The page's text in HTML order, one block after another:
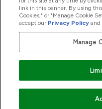
2026 The Hut.com Ltd
link in this banner. By using
Cookies," or "Manage Cookie
accept our Privacy Policy and
Manage